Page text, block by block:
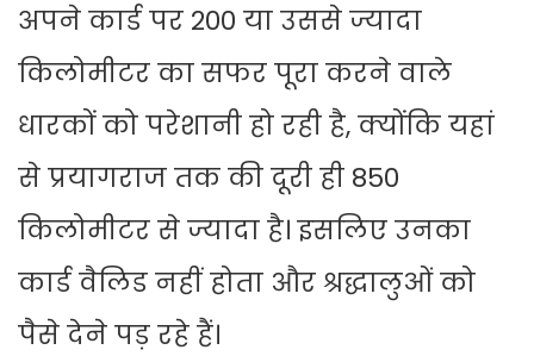
अपने कार्ड पर 200 या उससे ज्यादा
किलोमीटर का सफर पूरा करने वाले
धारकों को परेशानी हो रही है, क्योंकि यहां
से प्रयागराज तक की दूरी ही 850
किलोमीटर से ज्यादा है। इसलिए उनका
कार्ड वैलिड नहीं होता और श्रद्धालुओं को
पैसे देने पड़ रहे हैं।